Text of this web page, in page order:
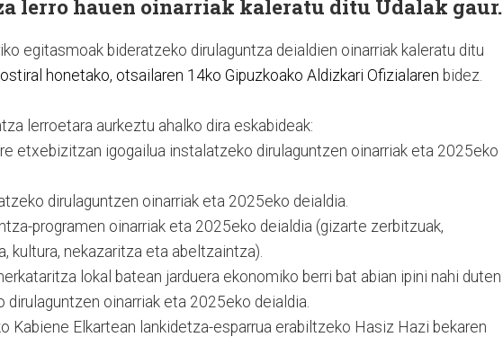
lerro hauen oinarriak kaleratu ditu Udalak gaur.
egitasmoak bideratzeko dirulaguntza deialdien oinarriak kaleratu ditu
ostiral honetako, otsailaren 14ko Gipuzkoako Aldizkari Ofizialaren bidez.
lerroetara aurkeztu ahalko dira eskabideak:
etxebizitzan igogailua instalatzeko dirulaguntzen oinarriak eta 2025eko
dirulaguntzen oinarriak eta 2025eko deialdia.
programen oinarriak eta 2025eko deialdia (gizarte zerbitzuak,
kultura, nekazaritza eta abeltzaintza).
lokal batean jarduera ekonomiko berri bat abian ipini nahi duten
oinarriak eta 2025eko deialdia.
Kabiene Elkartean lankidetza-esparrua erabiltzeko Hasiz Hazi bekaren